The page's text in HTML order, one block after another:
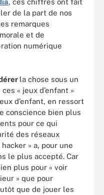
, ces chiffres ont fait
de la part de nos
remarques
et de
numérique
la chose sous un
« jeux d’enfant »
d’enfant, en ressort
conscience bien plus
pour ce qui
des réseaux
» a, pour une
le plus accepté. Car
plus pour « voir
» que pour
que de jouer les